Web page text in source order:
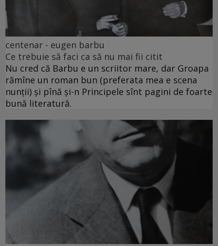
centenar - eugen barbu
Ce trebuie să faci ca să nu mai fii citit
Nu cred că Barbu e un scriitor mare, dar Groapa
rămîne un roman bun (preferata mea e scena
nunții) și pînă și-n Principele sînt pagini de foarte
bună literatură.